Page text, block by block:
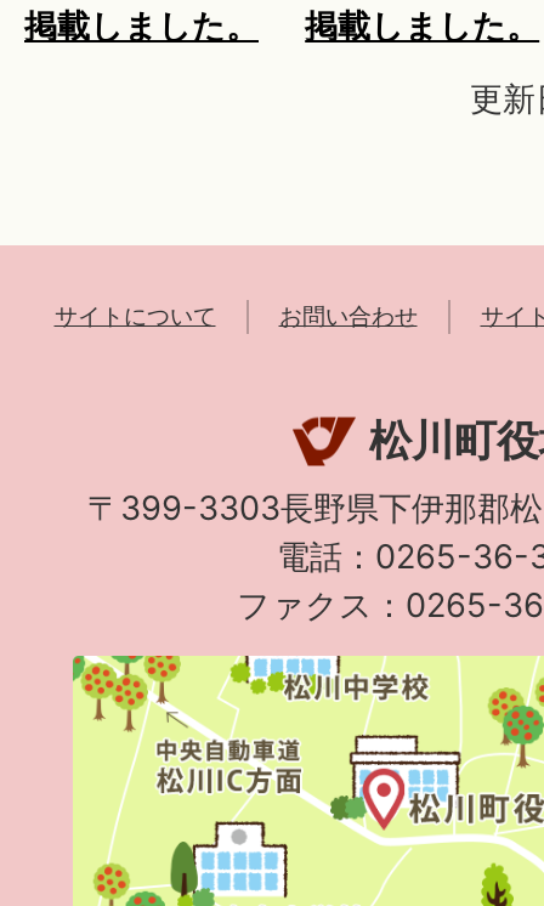
掲載しました。
掲載しました。
更
サイトについて お問い合わせ サイ
松川町
〒399-3303長野県下伊那郡
電話：0265-36-
ファクス：0265-